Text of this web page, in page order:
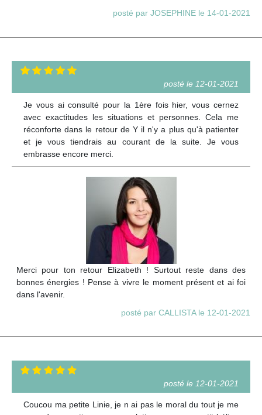
posté par JOSEPHINE le 14-01-2021
posté le 12-01-2021
Je vous ai consulté pour la 1ère fois hier, vous cernez
avec exactitudes les situations et personnes. Cela me
réconforte dans le retour de Y il n'y a plus qu'à patienter
et je vous tiendrais au courant de la suite. Je vous
embrasse encore merci.
Merci pour ton retour Elizabeth ! Surtout reste dans des
bonnes énergies ! Pense à vivre le moment présent et ai foi
dans l'avenir.
posté par CALLISTA le 12-01-2021
posté le 12-01-2021
Coucou ma petite Linie, je n ai pas le moral du tout je me